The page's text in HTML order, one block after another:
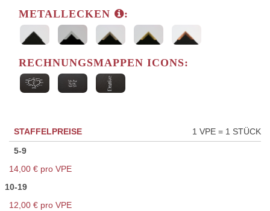
METALLECKEN :
RECHNUNGSMAPPEN ICONS:
STAFFELPREISE
1 VPE = 1 STÜCK
5-9
14,00 € pro VPE
10-19
12,00 € pro VPE